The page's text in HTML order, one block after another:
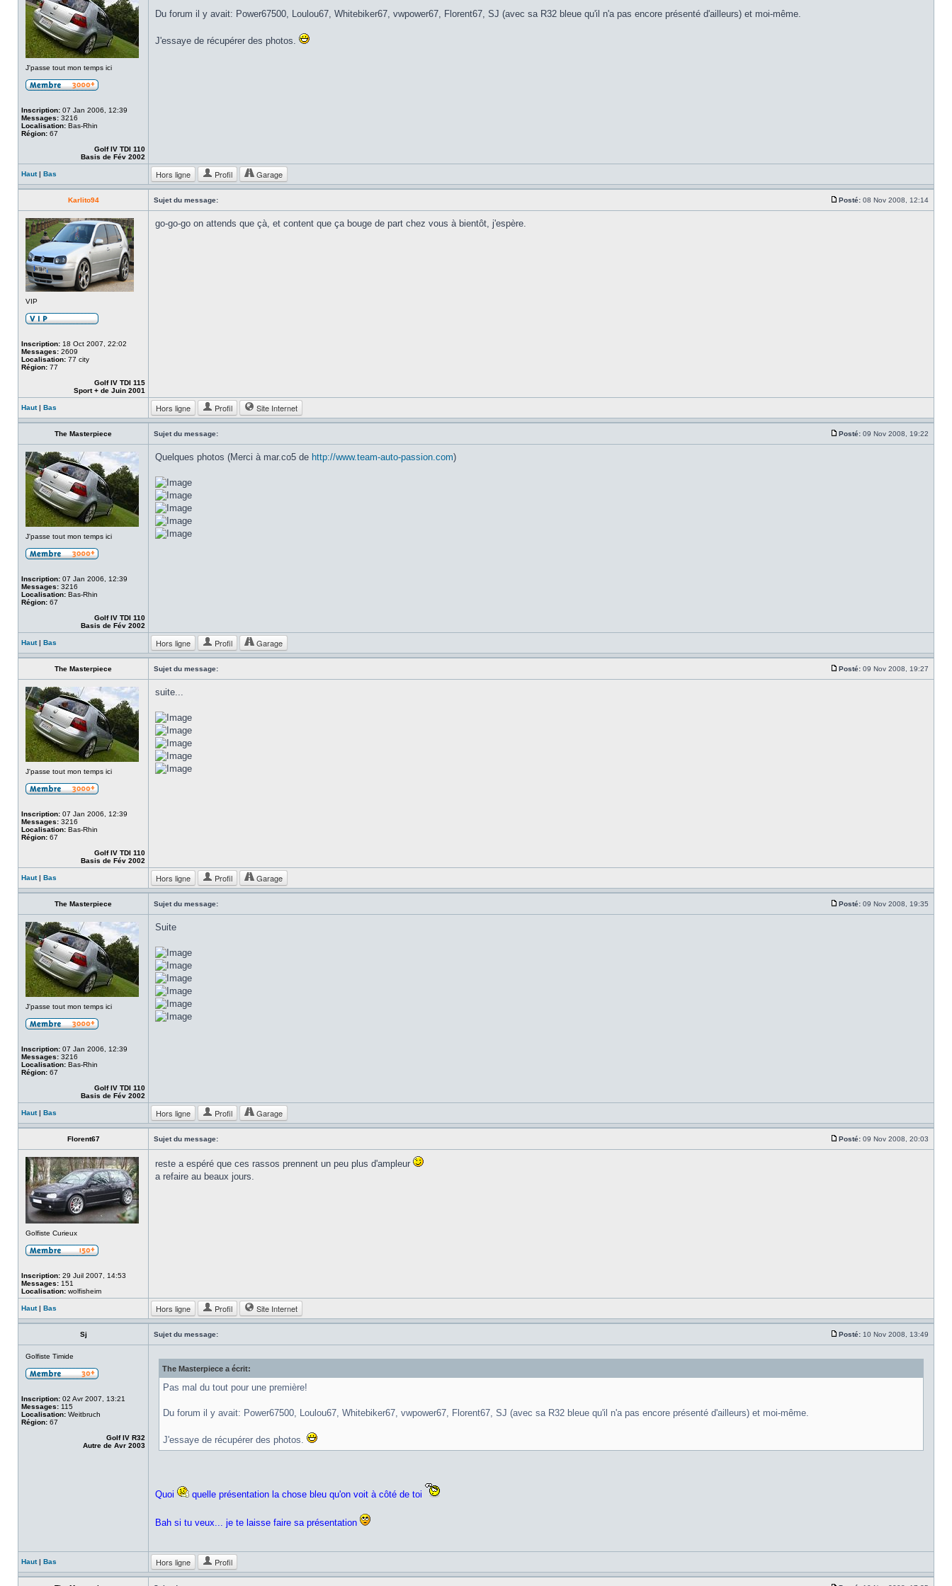
J'passe tout mon temps ici
Inscription: 07 Jan 2006, 12:39
Messages: 3216
Localisation: Bas-Rhin
Région: 67
Golf IV TDI 110
Basis de Fév 2002
Du forum il y avait: Power67500, Loulou67, Whitebiker67, vwpower67, Florent67, SJ (avec sa R32 bleue qu'il n'a pas encore présenté d'ailleurs) et moi-même.
J'essaye de récupérer des photos.
Haut| Bas Hors ligne Profil Garage
Karlito94 Sujet du message: Posté: 08 Nov 2008, 12:14
VIP
Inscription: 18 Oct 2007, 22:02
Messages: 2609
Localisation: 77 city
Région: 77
Golf IV TDI 115
Sport + de Juin 2001
go-go-go on attends que çà, et content que ça bouge de part chez vous à bientôt, j'espère.
Haut| Bas Hors ligne Profil Site Internet
The Masterpiece Sujet du message: Posté: 09 Nov 2008, 19:22
J'passe tout mon temps ici
Inscription: 07 Jan 2006, 12:39
Messages: 3216
Localisation: Bas-Rhin
Région: 67
Golf IV TDI 110
Basis de Fév 2002
Quelques photos (Merci à mar.co5 de http://www.team-auto-passion.com)
Haut| Bas Hors ligne Profil Garage
The Masterpiece Sujet du message: Posté: 09 Nov 2008, 19:27
J'passe tout mon temps ici
Inscription: 07 Jan 2006, 12:39
Messages: 3216
Localisation: Bas-Rhin
Région: 67
Golf IV TDI 110
Basis de Fév 2002
suite...
Haut| Bas Hors ligne Profil Garage
The Masterpiece Sujet du message: Posté: 09 Nov 2008, 19:35
J'passe tout mon temps ici
Inscription: 07 Jan 2006, 12:39
Messages: 3216
Localisation: Bas-Rhin
Région: 67
Golf IV TDI 110
Basis de Fév 2002
Suite
Haut| Bas Hors ligne Profil Garage
Florent67 Sujet du message: Posté: 09 Nov 2008, 20:03
Golfiste Curieux
Inscription: 29 Juil 2007, 14:53
Messages: 151
Localisation: wolfisheim
reste a espéré que ces rassos prennent un peu plus d'ampleur
a refaire au beaux jours.
Haut| Bas Hors ligne Profil Site Internet
Sj Sujet du message: Posté: 10 Nov 2008, 13:49
Golfiste Timide
Inscription: 02 Avr 2007, 13:21
Messages: 115
Localisation: Weitbruch
Région: 67
Golf IV R32
Autre de Avr 2003
The Masterpiece a écrit:
Pas mal du tout pour une première!
Du forum il y avait: Power67500, Loulou67, Whitebiker67, vwpower67, Florent67, SJ (avec sa R32 bleue qu'il n'a pas encore présenté d'ailleurs) et moi-même.
J'essaye de récupérer des photos.
Quoi quelle présentation la chose bleu qu'on voit à côté de toi
Bah si tu veux... je te laisse faire sa présentation
Haut| Bas Hors ligne Profil